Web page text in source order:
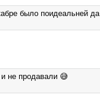
было поидеальней да
не продавали 😅